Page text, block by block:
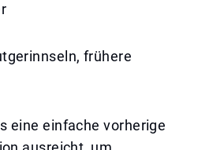
frühere
eine einfache vorherige